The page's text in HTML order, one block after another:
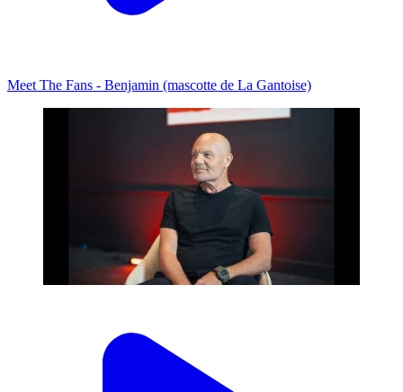
Meet The Fans - Benjamin (mascotte de La Gantoise)